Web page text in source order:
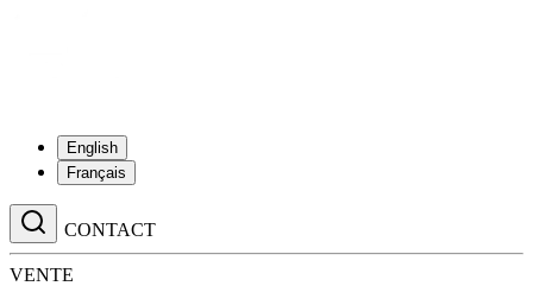
English
Français
CONTACT
VENTE